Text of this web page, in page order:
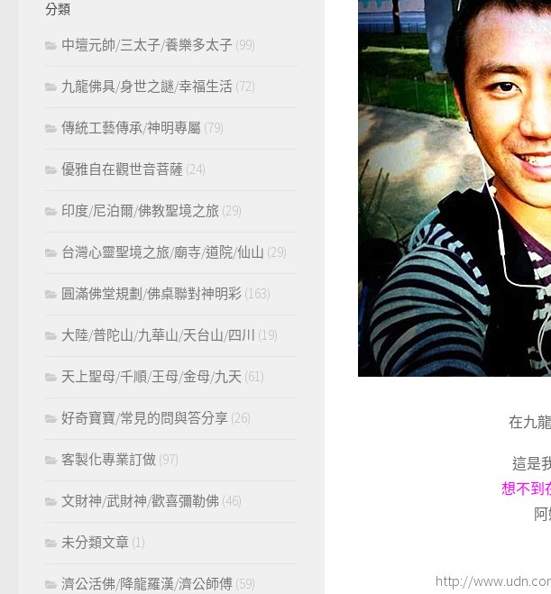
在九
這是
想不到
http://
字:
分類
中壇元帥/三太子/養樂多太子 (99)
九龍佛具/身世之謎/幸福生活 (72)
傳統工藝傳承/神明專屬 (79)
優雅自在觀世音菩薩 (24)
印度/尼泊爾/佛教聖境之旅 (29)
台灣心靈聖境之旅/廟寺/道院/仙山 (29)
圓滿佛堂規劃/佛桌聯對神明彩 (163)
大陸/普陀山/九華山/天台山/四川 (19)
天上聖母/千順/王母/金母/九天 (61)
好奇寶寶/常見的問與答分享 (26)
客製化專業訂做 (97)
文財神/武財神/歡喜彌勒佛 (46)
未分類文章 (1)
濟公活佛/降龍羅漢/濟公師傅 (59)